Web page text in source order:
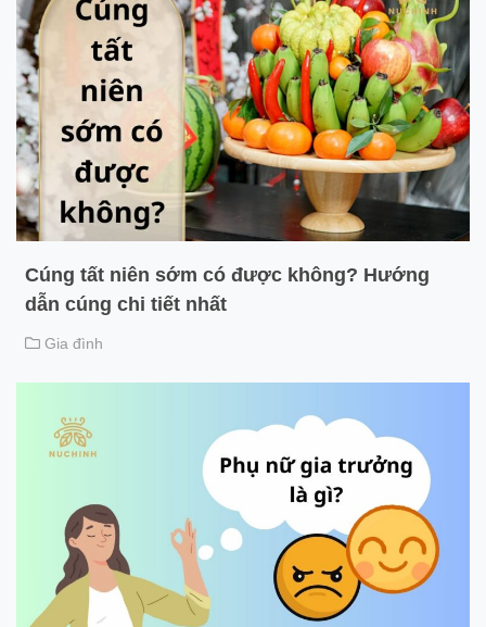
Cúng tất niên sớm có được không? Hướng
dẫn cúng chi tiết nhất
Gia đình